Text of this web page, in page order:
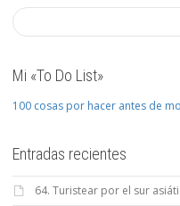
Mi «To Do List»
100 cosas por hacer antes de
Entradas recientes
64. Turistear por el sur